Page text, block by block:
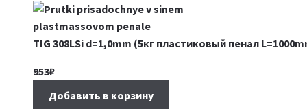
TIG 308LSi d=1,0mm (5кг пластиковый пенал
953₽
Добавить в корзину